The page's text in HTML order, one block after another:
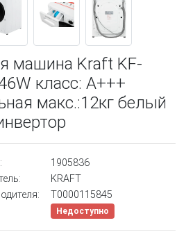
машина Kraft KF-
класс: A+++
макс.:12кг белый
1905836
KRAFT
Т0000115845
Недоступно